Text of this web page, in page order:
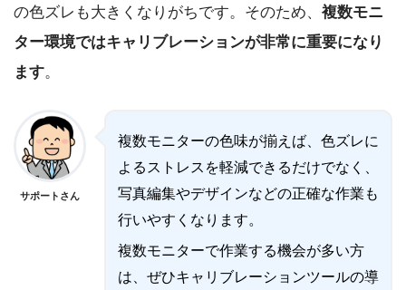
の色ズレも大きくなりがちです。そのため、 複数モニ
ター環境ではキャリブレーションが非常に重要になり
ます。
サポートさん
複数モニターの色味が揃えば、色ズレに
よるストレスを軽減できるだけでなく、
写真編集やデザインなどの正確な作業も
行いやすくなります。
複数モニターで作業する機会が多い方
は、ぜひキャリブレーションツールの導